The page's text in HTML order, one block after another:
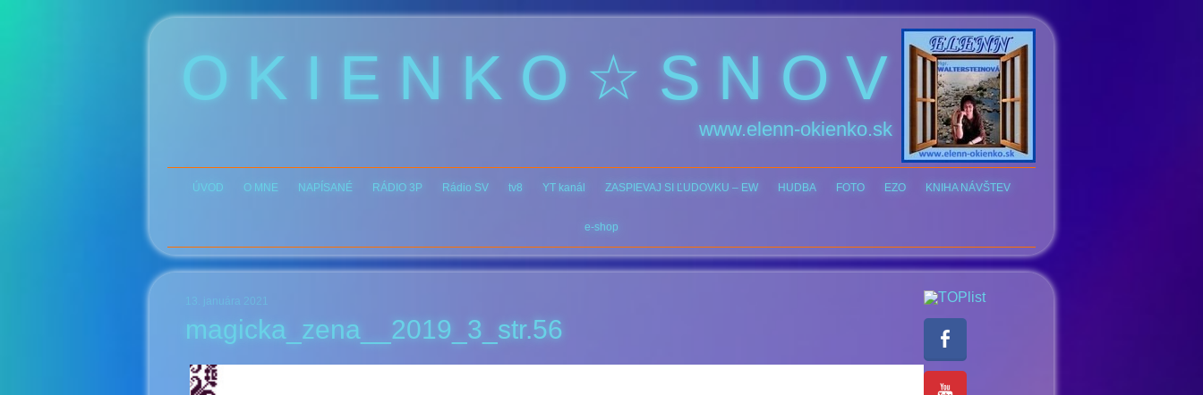
O K I E N K O ☆ S N O V
www.elenn-okienko.sk
ÚVOD O MNE NAPÍSANÉ RÁDIO 3P Rádio SV tv8 YT kanál ZASPIEVAJ SI ĽUDOVKU – EW HUDBA FOTO EZO KNIHA NÁVŠTEV
e-shop
13. januára 2021
magicka_zena__2019_3_str.56